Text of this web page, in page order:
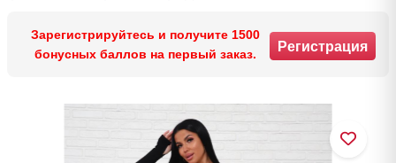
Зарегистрируйтесь и получите 1500
бонусных баллов на первый заказ.
Регистрация